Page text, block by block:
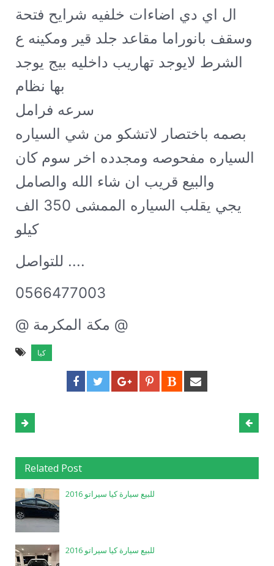
ال اي دي اضاءات خلفيه شرايح فتحة
وسقف بانوراما مقاعد جلد قير ومكينه ع
الشرط لايوجد تهاريب داخليه بيج يوجد
بها نظام eco اقتصادية الوقود مثبت
سرعه فرامل abs تشغيل بصمه ابواب
بصمه باختصار لاتشكو من شي السياره
السياره مفحوصه ومجدده اخر سوم كان
31 والبيع قريب ان شاء الله والصامل
يجي يقلب السياره الممشى 350 الف
كيلو
للتواصل ....
0566477003
@ مكة المكرمة @
كيا
Related Post
للبيع سيارة كيا سيراتو 2016
للبيع سيارة كيا سيراتو 2016